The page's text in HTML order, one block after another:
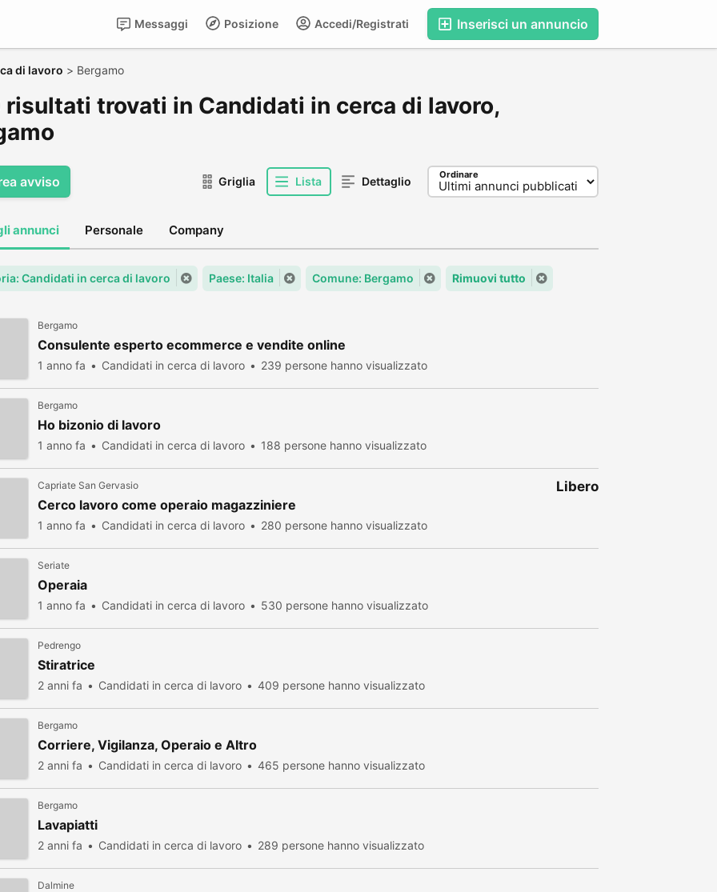
Inserisci un annuncio
Accedi/Registrati
Posizione
Messaggi
di lavoro > Bergamo
trovati in Candidati in cerca di lavoro,
avviso Griglia Lista Dettaglio Ordinare
annunci Personale Company
Candidati in cerca di lavoro Paese: Italia Comune: Bergamo Rimuovi tutto
Bergamo
Consulente esperto ecommerce e vendite online
1 anno fa Candidati in cerca di lavoro 239 persone hanno visualizzato
Bergamo
Ho bizonio di lavoro
1 anno fa Candidati in cerca di lavoro 188 persone hanno visualizzato
Capriate San Gervasio
Cerco lavoro come operaio magazziniere
1 anno fa Candidati in cerca di lavoro 280 persone hanno visualizzato
Libero
Seriate
Operaia
1 anno fa Candidati in cerca di lavoro 530 persone hanno visualizzato
Pedrengo
Stiratrice
2 anni fa Candidati in cerca di lavoro 409 persone hanno visualizzato
Bergamo
Corriere, Vigilanza, Operaio e Altro
2 anni fa Candidati in cerca di lavoro 465 persone hanno visualizzato
Bergamo
Lavapiatti
2 anni fa Candidati in cerca di lavoro 289 persone hanno visualizzato
Dalmine